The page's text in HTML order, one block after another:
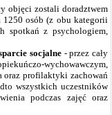
objęci zostali doradztwem
1250 osób (z obu kategorii
spotkań z psychologiem,
socjalne - przez cały
wychowawczym,
oraz profilaktyki zachowań
wszystkich uczestników
podczas zajęć oraz